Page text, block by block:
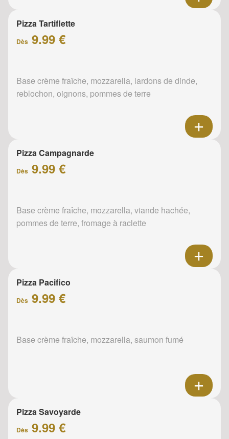
Pizza Tartiflette
Dès 9.99 €
Base crème fraîche, mozzarella, lardons de dinde,
reblochon, oignons, pommes de terre
Pizza Campagnarde
Dès 9.99 €
Base crème fraîche, mozzarella, viande hachée,
pommes de terre, fromage à raclette
Pizza Pacifico
Dès 9.99 €
Base crème fraîche, mozzarella, saumon fumé
Pizza Savoyarde
Dès 9.99 €